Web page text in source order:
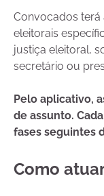
Convocados terá
eleitorais
justiça eleitoral,
secretário ou
Pelo aplicativo,
de assunto.
fases seguintes
Como